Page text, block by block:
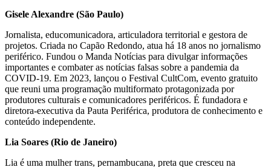
Gisele Alexandre (São Paulo)
Jornalista, educomunicadora, articuladora territorial e gestora de
projetos. Criada no Capão Redondo, atua há 18 anos no jornalismo
periférico. Fundou o Manda Notícias para divulgar informações
importantes e combater as notícias falsas sobre a pandemia da
COVID-19. Em 2023, lançou o Festival CultCom, evento gratuito
que reuni uma programação multiformato protagonizada por
produtores culturais e comunicadores periféricos. É fundadora e
diretora-executiva da Pauta Periférica, produtora de conhecimento e
conteúdo independente.
Lia Soares (Rio de Janeiro)
Lia é uma mulher trans, pernambucana, preta que cresceu na